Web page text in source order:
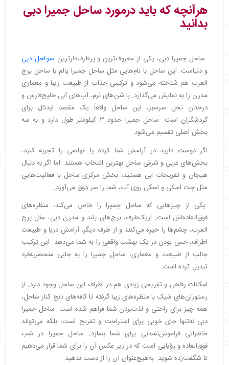
هرآنچه که باید درمورد ساحل جمیرا دبی
بدانید
ساحل جمیرا دبی، یکی از معروف‌ترین و پرطرف‌دارترین سواحل دبی
و دنیاست. این ساحل با نام‌هایی مثل ساحل جمیرا پالم یا ساحل برج
العرب هم شناخته می‌شود و ترکیبی جذاب از طبیعت زیبا و معماری
مدرن را به نمایش می‌گذارد. با شن‌های نرم، آب‌های آبی خلیج‌فارس و
درختان نخل سرسبز، این ساحل واقعاً یک مقصد ایدئال برای
گردشگران است. ساحل جمیرا حدود ۳ کیلومتر طول دارد و به سه
بخش اصلی تقسیم می‌شود.
اگر دوست دارید در آرامش شنا کرده یا غواصی را تجربه کنید،
بخش‌های غربی و شرقی ساحل بهترین انتخاب هستند. اما اگر به دنبال
هیجان و تفریحات آبی هستید، بخش مرکزی ساحل با فعالیت‌هایی
مثل جت اسکی و اسکی روی آب، شما را سر ذوق می‌آورد.
یکی از چیزهایی که ساحل جمیرا را خاص می‌کند، منظره‌های
فوق‌العاده‌اش است. ازیک‌طرف، برج‌های بلند و مدرن دبی، مثل برج
العرب، چشم‌ها را خیره می‌کنند و از طرف دیگر، آرامش دریا و طبیعت
اطراف، حسِ بودن در یک بهشت واقعی را به شما می‌دهد. این ترکیب
جالب از طبیعت و معماری، ساحل جمیرا را به جایی منحصربه‌فرد
تبدیل کرده است.
امکانات رفاهی و تفریحی زیادی هم در اطراف این ساحل وجود دارد. از
رستوران‌های شیک با منظره‌های زیبا گرفته تا کافه‌های دنج کنار ساحل،
همه چیز برای راحتی و لذت‌بردن شما فراهم شده است. ساحل جمیرا
دبی نه‌تنها جای خوبی برای استراحت و تفریح است، بلکه می‌تواند
خاطراتی فراموش‌نشدنی برای شما بسازد. ساحل جمیرا در شب
فوق‌العاده و رؤیایی است که در زیر عکس آن را برای شما قرار می‌دهیم
تا شگفت‌زده شوید. به‌هیچ‌عنوان آن را از دست ندهید.